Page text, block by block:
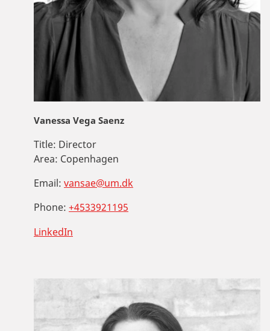
Vanessa Vega Saenz
Title: Director
Area: Copenhagen
Email: vansae@um.dk
Phone: +4533921195
LinkedIn